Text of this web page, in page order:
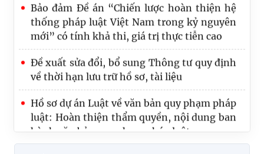
thống pháp luật Việt Nam trong kỷ nguyên
mới” có tính khả thi, giá trị thực tiễn cao
Đề xuất sửa đổi, bổ sung Thông tư quy định
về thời hạn lưu trữ hồ sơ, tài liệu
Hồ sơ dự án Luật về văn bản quy phạm pháp
luật: Hoàn thiện thẩm quyền, nội dung ban
hành văn bản quy phạm pháp luật